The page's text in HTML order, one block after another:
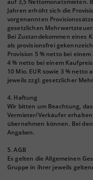
auf 3,5 Nettomonatsmieten.
Jahren erhöht sich die
vorgenannten
gesetzlichen
Bei Zustandekommen eines
als provisionsfrei
Provision 5 % netto bei
4 % netto bei einem
10 Mio. EUR sowie 3 % netto
jeweils zzgl. gesetzlicher
4. Haftung
Wir bitten um Beachtung,
Vermieter/Verkäufer
übernehmen können. Bei
Angaben.
5. AGB
Es gelten die Allgemeinen
Gruppe in ihrer jeweils